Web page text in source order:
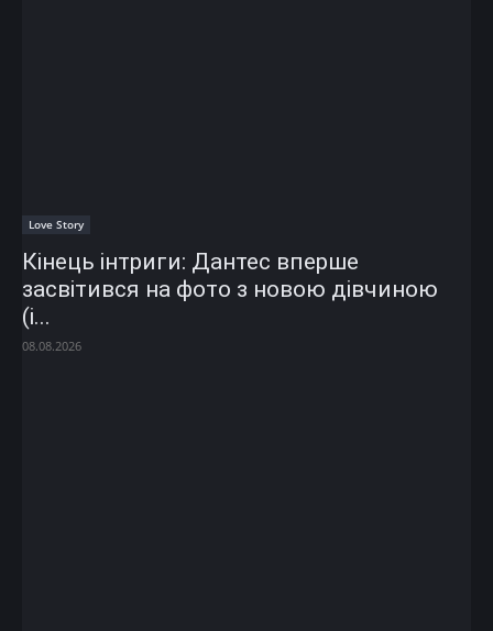
Love Story
Кінець інтриги: Дантес вперше
засвітився на фото з новою дівчиною
(і...
08.08.2026